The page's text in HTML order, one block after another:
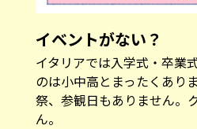
イベントがない？
イタリアでは入学式・卒業
のは小中高とまったくあり
祭、参観日もありません。
ん。